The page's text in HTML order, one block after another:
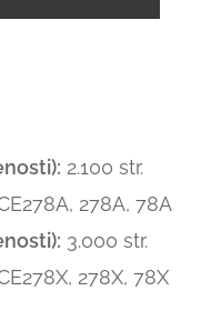
2.100 str.
278A, 78A
3.000 str.
278X, 78X